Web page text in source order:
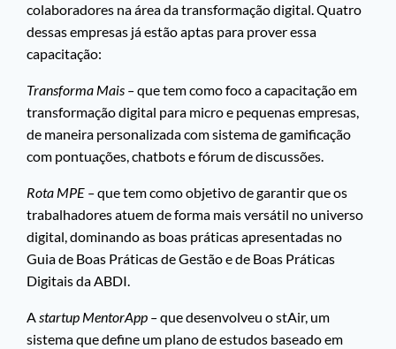
colaboradores na área da transformação digital. Quatro
dessas empresas já estão aptas para prover essa
capacitação:
Transforma Mais –que tem como foco a capacitação em
transformação digital para micro e pequenas empresas,
de maneira personalizada com sistema de gamificação
com pontuações, chatbots e fórum de discussões.
Rota MPE –que tem como objetivo de garantir que os
trabalhadores atuem de forma mais versátil no universo
digital, dominando as boas práticas apresentadas no
Guia de Boas Práticas de Gestão e de Boas Práticas
Digitais da ABDI.
Astartup MentorApp –que desenvolveu o stAir, um
sistema que define um plano de estudos baseado em